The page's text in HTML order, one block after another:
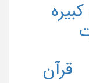
قرآن